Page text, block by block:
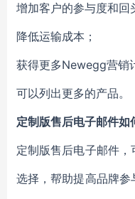
增加客户的参与度和回
降低运输成本；
获得更多Newegg营销
可以列出更多的产品。
定制版售后电子邮件如
定制版售后电子邮件
选择，帮助提高品牌